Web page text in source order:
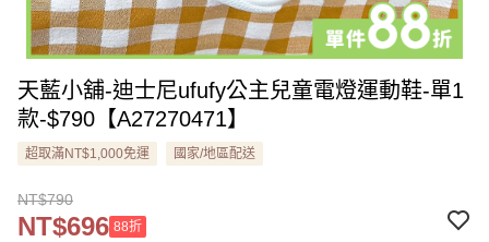
天藍小舖-迪士尼ufufy公主兒童電燈運動鞋-單1
款-$790【A27270471】
超取滿NT$1,000免運 國家/地區配送
NT$790
NT$696 88折